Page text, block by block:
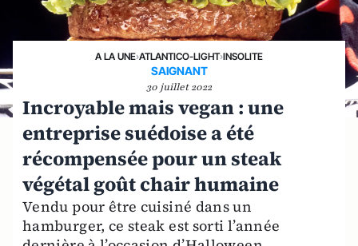
A LA UNE›ATLANTICO-LIGHT›INSOLITE
SAIGNANT
30 juillet 2022
Incroyable mais vegan : une
entreprise suédoise a été
récompensée pour un steak
végétal goût chair humaine
Vendu pour être cuisiné dans un
hamburger, ce steak est sorti l’année